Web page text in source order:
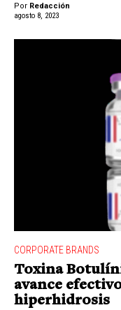
Por Redacción
agosto 8, 2023
CORPORATE BRANDS
Toxina
avance
hiperhidrosis